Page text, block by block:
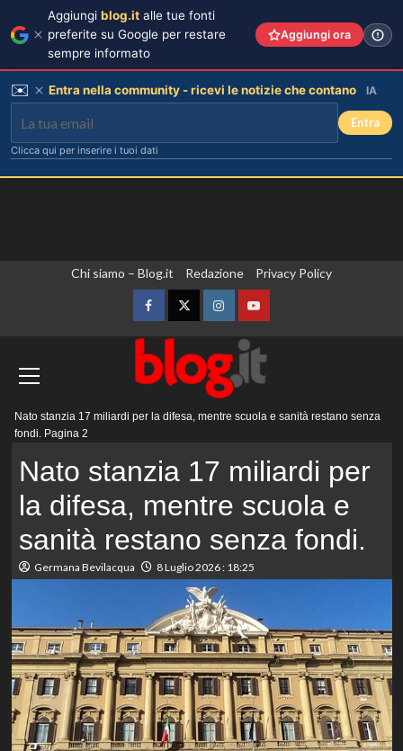
Chi siamo – Blog.it Redazione Privacy Policy
FacebookTwitterInstagramYouTube
principale
Nato stanzia 17 miliardi per la difesa, mentre scuola e sanità restano senza
fondi. Pagina 2
Nato stanzia 17 miliardi per
la difesa, mentre scuola e
sanità restano senza fondi.
Germana Bevilacqua 8 Luglio 2026 : 18:25
Aggiungi blog.it alle tue fonti
preferite su Google per restare
sempre informato
Aggiungi ora
✉️ Entra nella community - ricevi le notizie che contano IA
Entra
Clicca qui per inserire i tuoi dati